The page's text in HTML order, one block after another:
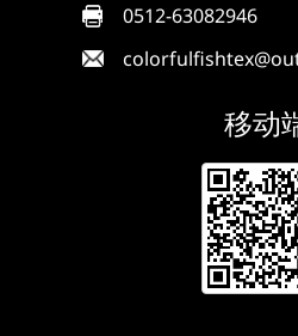
0512-63082946
移动